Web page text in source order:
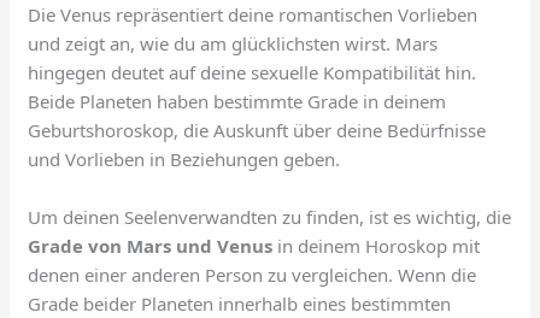
Die Venus repräsentiert deine romantischen Vorlieben
und zeigt an, wie du am glücklichsten wirst. Mars
hingegen deutet auf deine sexuelle Kompatibilität hin.
Beide Planeten haben bestimmte Grade in deinem
Geburtshoroskop, die Auskunft über deine Bedürfnisse
und Vorlieben in Beziehungen geben.
Um deinen Seelenverwandten zu finden, ist es wichtig, die
Grade von Mars und Venus in deinem Horoskop mit
denen einer anderen Person zu vergleichen. Wenn die
Grade beider Planeten innerhalb eines bestimmten